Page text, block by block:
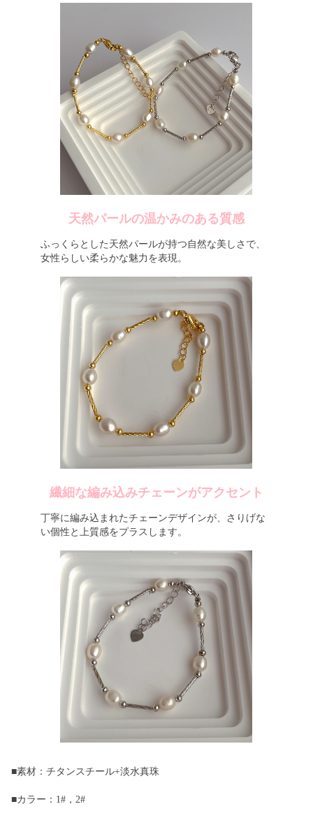
天然パールの温かみのある質感
ふっくらとした天然パールが持つ自然な美しさで、
女性らしい柔らかな魅力を表現。
繊細な編み込みチェーンがアクセント
丁寧に編み込まれたチェーンデザインが、さりげな
い個性と上質感をプラスします。
■素材：チタンスチール+淡水真珠
■カラー：1#，2#